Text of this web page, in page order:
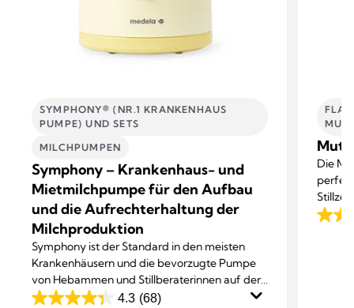
SYMPHONY® (NR.1 KRANKENHAUS
PUMPE) UND SETS
MILCHPUMPEN
Symphony – Krankenhaus- und
Mietmilchpumpe für den Aufbau
und die Aufrechterhaltung der
Milchproduktion
Symphony ist der Standard in den meisten
Krankenhäusern und die bevorzugte Pumpe
von Hebammen und Stillberaterinnen auf der
ganzen Welt.
4.3 (68)
Die
Stillzeit.
4.0